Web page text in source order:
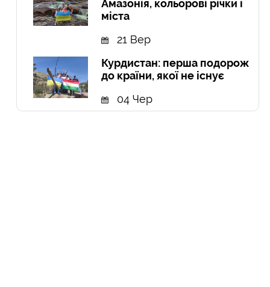
Амазонія, кольорові річки і
міста
21 Вер
Курдистан: перша подорож
до країни, якої не існує
04 Чер